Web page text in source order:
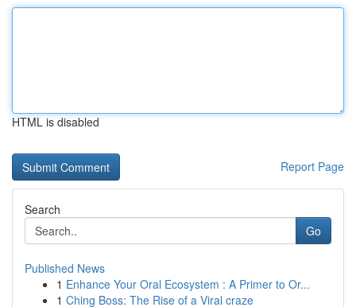
HTML is disabled
Report Page
Search
Go
Published News
1 Enhance Your Oral Ecosystem : A Primer to Or...
1 Ching Boss: The Rise of a Viral craze